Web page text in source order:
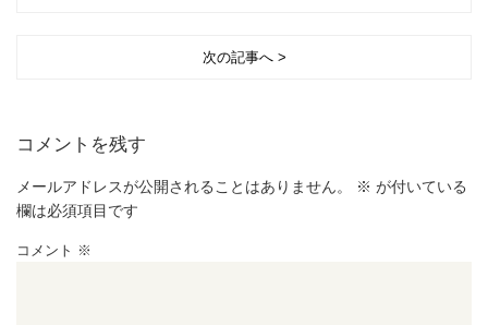
次の記事へ >
コメントを残す
メールアドレスが公開されることはありません。 ※ が付いている
欄は必須項目です
コメント ※